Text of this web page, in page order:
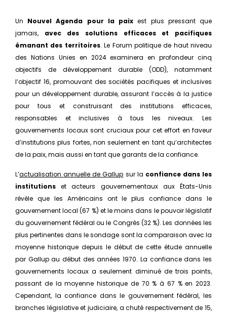
Un Nouvel Agenda pour la paix est plus pressant que
jamais, avec des solutions efficaces et pacifiques
émanant des territoires. Le Forum politique de haut niveau
des Nations Unies en 2024 examinera en profondeur cinq
objectifs de développement durable (ODD), notamment
l’objectif 16, promouvant des sociétés pacifiques et inclusives
pour un développement durable, assurant l’accès à la justice
pour tous et construisant des institutions efficaces,
responsables et inclusives à tous les niveaux. Les
gouvernements locaux sont cruciaux pour cet effort en faveur
d’institutions plus fortes, non seulement en tant qu’architectes
de la paix, mais aussi en tant que garants de la confiance.
L’actualisation annuelle de Gallup sur la confiance dans les
institutionset acteurs gouvernementaux aux États-Unis
révèle que les Américains ont le plus confiance dans le
gouvernement local (67 %) et le moins dans le pouvoir législatif
du gouvernement fédéral ou le Congrès (32 %). Les données les
plus pertinentes dans le sondage sont la comparaison avec la
moyenne historique depuis le début de cette étude annuelle
par Gallup au début des années 1970. La confiance dans les
gouvernements locaux a seulement diminué de trois points,
passant de la moyenne historique de 70 % à 67 % en 2023.
Cependant, la confiance dans le gouvernement fédéral, les
branches législative et judiciaire, a chuté respectivement de 15,